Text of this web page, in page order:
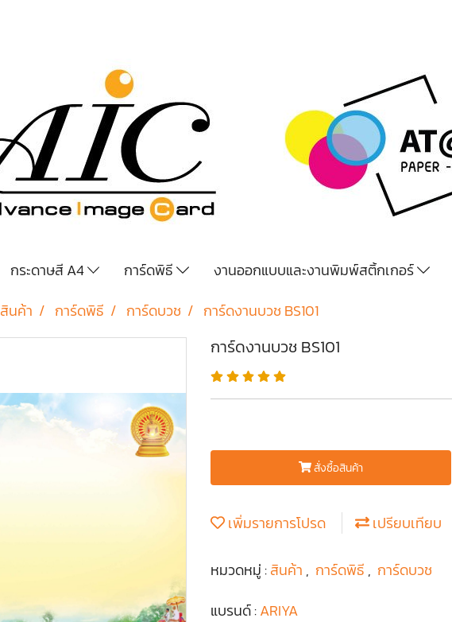
กระดาษสี A4 การ์ดพิธี งานออกแบบและงานพิมพ์สติ้กเกอร์
สินค้า การ์ดพิธี การ์ดบวช การ์ดงานบวช BS101
การ์ดงานบวช BS101
สั่งซื้อสินค้า
เพิ่มรายการโปรด เปรียบเทียบ
หมวดหมู่ :สินค้า , การ์ดพิธี , การ์ดบวช
แบรนด์ :ARIYA